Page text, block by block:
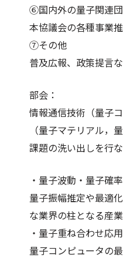
⑥国内外の量子関連
本協議会の各種事業
⑦その他
普及広報、政策提言
部会：
情報通信技術（量子
（量子マテリアル，
課題の洗い出しを行
・量子波動・量子確
量子振幅推定や最適
な業界の柱となる産
・量子重ね合わせ応
量子コンピュータの